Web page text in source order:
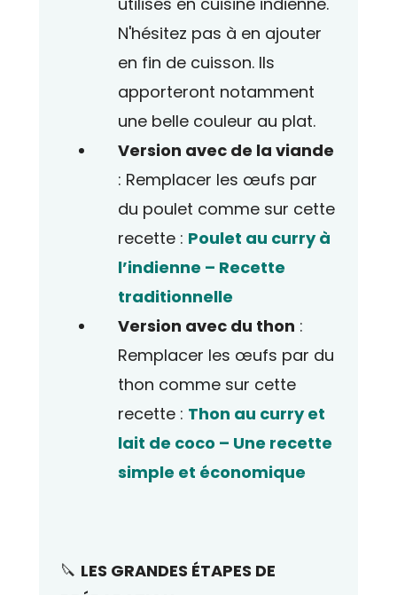
N'hésitez pas à en ajouter
en fin de cuisson. Ils
apporteront notamment
une belle couleur au plat.
Version avec de la viande
: Remplacer les œufs par
du poulet comme sur cette
recette : Poulet au curry à
l’indienne – Recette
traditionnelle
Version avec du thon :
Remplacer les œufs par du
thon comme sur cette
recette : Thon au curry et
lait de coco – Une recette
simple et économique
🔪 LES GRANDES ÉTAPES DE